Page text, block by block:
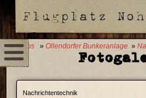
0 Fotos » Ollendorfer Bunkeranlage »
Nachrichtentechnik